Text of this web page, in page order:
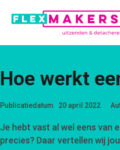
Hoe werkt
Publicatiedatum 20 april 2022
Je hebt vast al wel eens van
precies? Daar vertellen wij